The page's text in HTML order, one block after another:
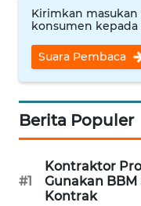
Kirimkan
konsumen kepada
Suara Pembaca
Berita Populer
#1
Kontraktor
Gunakan BBM
Kontrak
PURWAKARTA
PRIANGAN
TIMUR
WN
SEMARANG